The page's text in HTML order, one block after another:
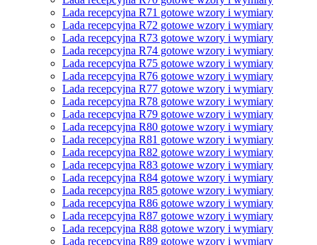
Lada recepcyjna R71 gotowe wzory i wymiary
Lada recepcyjna R72 gotowe wzory i wymiary
Lada recepcyjna R73 gotowe wzory i wymiary
Lada recepcyjna R74 gotowe wzory i wymiary
Lada recepcyjna R75 gotowe wzory i wymiary
Lada recepcyjna R76 gotowe wzory i wymiary
Lada recepcyjna R77 gotowe wzory i wymiary
Lada recepcyjna R78 gotowe wzory i wymiary
Lada recepcyjna R79 gotowe wzory i wymiary
Lada recepcyjna R80 gotowe wzory i wymiary
Lada recepcyjna R81 gotowe wzory i wymiary
Lada recepcyjna R82 gotowe wzory i wymiary
Lada recepcyjna R83 gotowe wzory i wymiary
Lada recepcyjna R84 gotowe wzory i wymiary
Lada recepcyjna R85 gotowe wzory i wymiary
Lada recepcyjna R86 gotowe wzory i wymiary
Lada recepcyjna R87 gotowe wzory i wymiary
Lada recepcyjna R88 gotowe wzory i wymiary
Lada recepcyjna R89 gotowe wzory i wymiary